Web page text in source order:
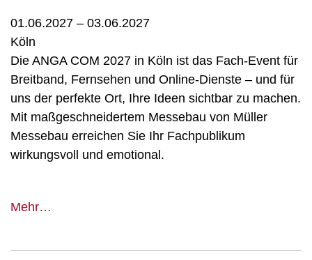
01.06.2027 – 03.06.2027
Köln
Die ANGA COM 2027 in Köln ist das Fach‑Event für
Breitband, Fernsehen und Online‑Dienste – und für
uns der perfekte Ort, Ihre Ideen sichtbar zu machen.
Mit maßgeschneidertem Messebau von Müller
Messebau erreichen Sie Ihr Fachpublikum
wirkungsvoll und emotional.
Mehr…